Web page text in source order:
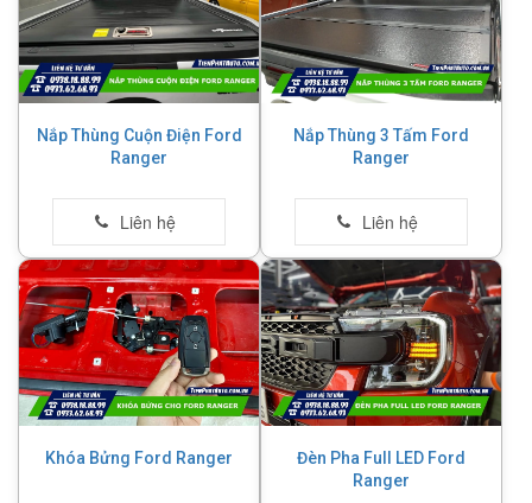
Nắp Thùng Cuộn Điện Ford
Ranger
Nắp Thùng 3 Tấm Ford
Ranger
Khóa Bửng Ford Ranger
Đèn Pha Full LED Ford
Ranger